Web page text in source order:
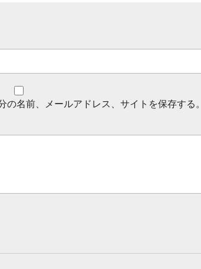
名前、メールアドレス、サイトを保存する。